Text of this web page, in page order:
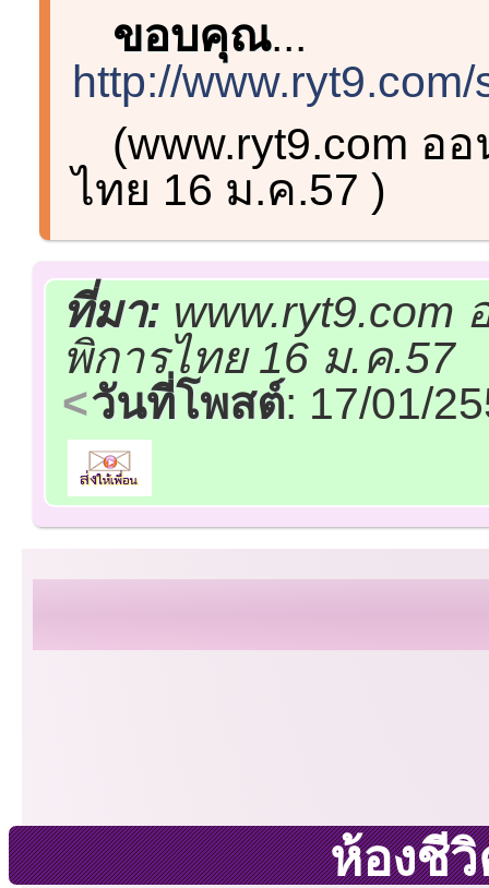
ขอบคุณ...
http://
(www.ryt9.com
ไทย 16 ม.ค.57 )
ที่มา:
พิการไทย 16 ม.ค.57
วันที่โพสต์: 17/01/
ห้องชี